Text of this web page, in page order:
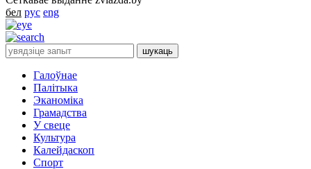
бел рус eng
Галоўнае
Палітыка
Эканоміка
Грамадства
У свеце
Культура
Калейдаскоп
Спорт